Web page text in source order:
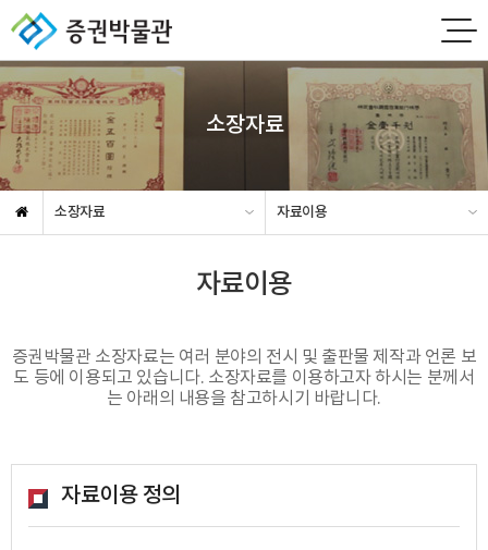
소장자료
소장자료 자료이용
자료이용
증권박물관 소장자료는 여러 분야의 전시 및 출판물 제작과 언론 보
도 등에 이용되고 있습니다. 소장자료를 이용하고자 하시는 분께서
는 아래의 내용을 참고하시기 바랍니다.
자료이용 정의